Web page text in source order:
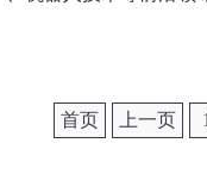
首页 上一页 1